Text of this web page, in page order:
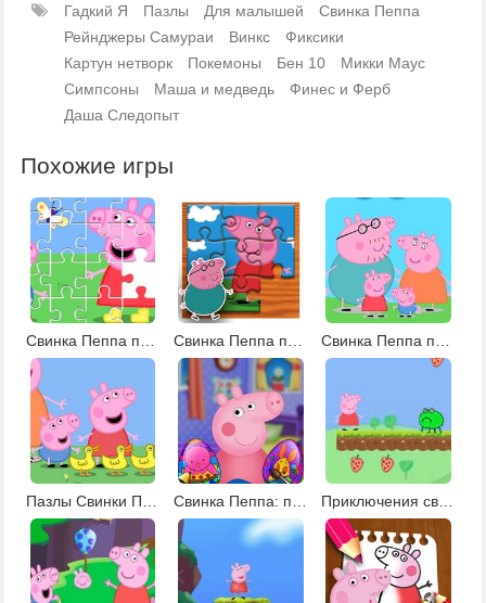
Гадкий Я Пазлы Для малышей
Свинка Пеппа
Рейнджеры Самураи
Винкс
Фиксики
Картун нетворк
Покемоны Бен 10
Микки Маус
Симпсоны
Маша и медведь
Финес и Ферб
Даша Следопыт
Похожие игры
Приключения свинки Пеппы 2